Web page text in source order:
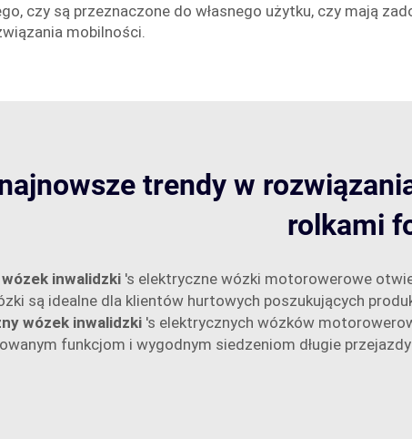
czy są przeznaczone do własnego użytku, czy mają
mobilności.
trendy w
rolkami
inwalidzki 's elektryczne wózki motorowerowe
są idealne dla klientów hurtowych poszukujących
wózek inwalidzki 's elektrycznych wózków
funkcjom i wygodnym siedzeniom długie